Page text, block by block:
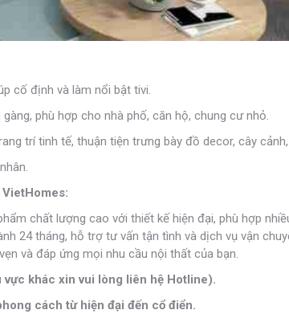
cố định và làm nổi bật tivi.
phù hợp cho nhà phố, căn hộ, chung cư nhỏ.
trí tinh tế, thuận tiện trưng bày đồ decor, cây
chất lượng cao với thiết kế hiện đại, phù hợp
24 tháng, hỗ trợ tư vấn tận tình và dịch vụ vận
và đáp ứng mọi nhu cầu nội thất của bạn.
vực khác xin vui lòng liên hệ Hotline).
cách từ hiện đại đến cổ điển.